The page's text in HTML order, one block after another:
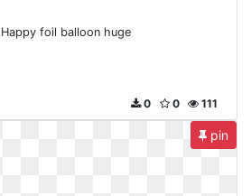
Happy foil balloon huge
111
0
0
pin